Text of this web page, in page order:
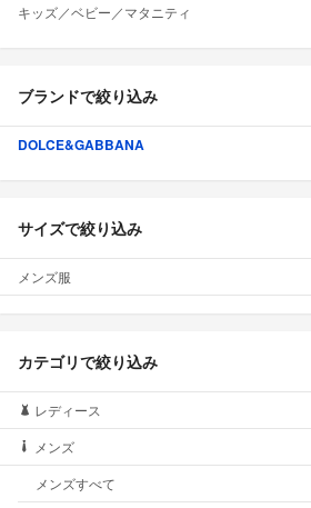
キッズ／ベビー／マタニティ
ブランドで絞り込み
DOLCE&GABBANA
サイズで絞り込み
メンズ服
カテゴリで絞り込み
レディース
メンズ
メンズすべて